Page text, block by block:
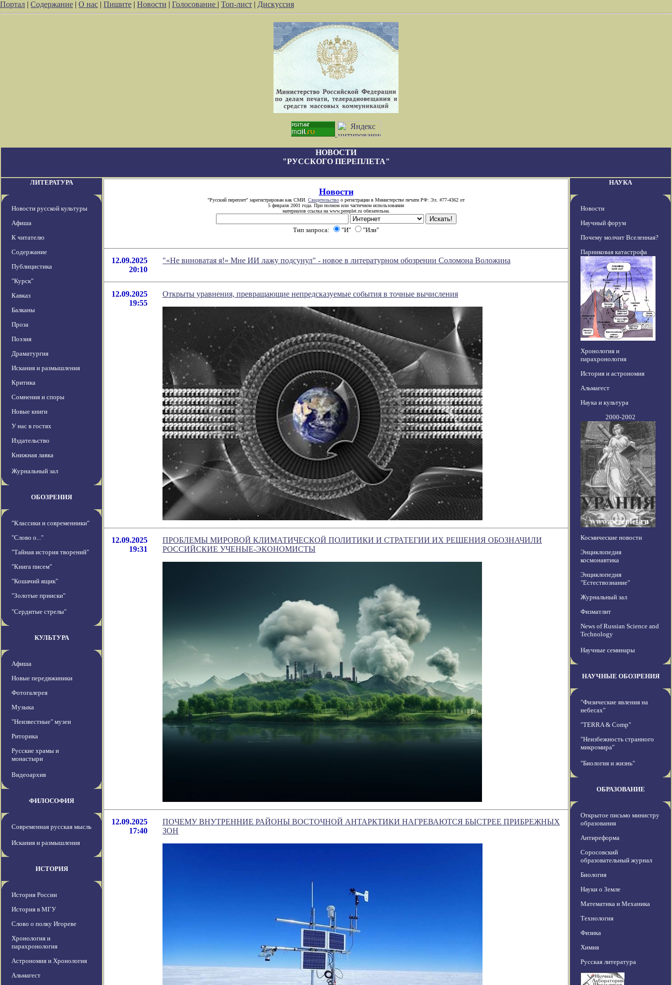
Портал | Содержание | О нас | Пишите | Новости | Голосование | Топ-лист | Дискуссия
НОВОСТИ
"РУССКОГО ПЕРЕПЛЕТА"
ЛИТЕРАТУРА
Новости русской культуры
Афиша
К читателю
Содержание
Публицистика
"Курск"
Кавказ
Балканы
Проза
Поэзия
Драматургия
Искания и размышления
Критика
Сомнения и споры
Новые книги
У нас в гостях
Издательство
Книжная лавка
Журнальный зал
ОБОЗРЕНИЯ
"Классики и современники"
"Слово о..."
"Тайная история творений"
"Книга писем"
"Кошачий ящик"
"Золотые прииски"
"Сердитые стрелы"
КУЛЬТУРА
Афиша
Новые передвжиники
Фотогалерея
Музыка
"Неизвестные" музеи
Риторика
Русские храмы и
монастыри
Видеоархив
ФИЛОСОФИЯ
Современная русская мысль
Искания и размышления
ИСТОРИЯ
История России
История в МГУ
Слово о полку Игореве
Хронология и
парахронология
Астрономия и Хронология
Альмагест
Новости
"Русский переплет" зарегистрирован как СМИ. Свидетельство о регистрации в Министерстве печати РФ: Эл. #77-4362 от
5 февраля 2001 года. При полном или частичном использовании
материалов ссылка на www.pereplet.ru обязательна.
Тип запроса: "И" "Или"
12.09.2025
20:10
"«Не виноватая я!» Мне ИИ лажу подсунул" - новое в литературном обозрении Соломона Воложина
12.09.2025
19:55
Открыты уравнения, превращающие непредсказуемые события в точные вычисления
12.09.2025
19:31
ПРОБЛЕМЫ МИРОВОЙ КЛИМАТИЧЕСКОЙ ПОЛИТИКИ И СТРАТЕГИИ ИХ РЕШЕНИЯ ОБОЗНАЧИЛИ
РОССИЙСКИЕ УЧЕНЫЕ-ЭКОНОМИСТЫ
12.09.2025
17:40
ПОЧЕМУ ВНУТРЕННИЕ РАЙОНЫ ВОСТОЧНОЙ АНТАРКТИКИ НАГРЕВАЮТСЯ БЫСТРЕЕ ПРИБРЕЖНЫХ
ЗОН
НАУКА
Новости
Научный форум
Почему молчит Вселенная?
Парниковая катастрофа
Хронология и
парахронология
История и астрономия
Альмагест
Наука и культура
2000-2002
Космические новости
Энциклопедия
космонавтика
Энциклопедия
"Естествознание"
Журнальный зал
Физматлит
News of Russian Science and
Technology
Научные семинары
НАУЧНЫЕ ОБОЗРЕНИЯ
"Физические явления на
небесах"
"TERRA & Comp"
"Неизбежность странного
микромира"
"Биология и жизнь"
ОБРАЗОВАНИЕ
Открытое письмо министру
образования
Антиреформа
Соросовский
образовательный журнал
Биология
Науки о Земле
Математика и Механика
Технология
Физика
Химия
Русская литература